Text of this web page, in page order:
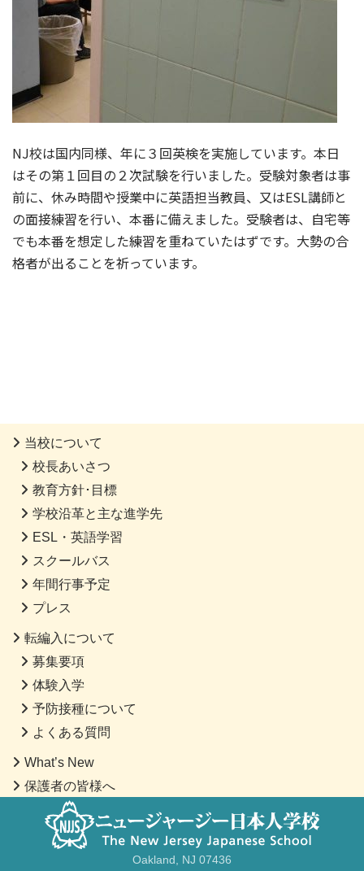
NJ校は国内同様、年に３回英検を実施しています。本日
はその第１回目の２次試験を行いました。受験対象者は事
前に、休み時間や授業中に英語担当教員、又はESL講師と
の面接練習を行い、本番に備えました。受験者は、自宅等
でも本番を想定した練習を重ねていたはずです。大勢の合
格者が出ることを祈っています。
当校について
校長あいさつ
教育方針･目標
学校沿革と主な進学先
ESL・英語学習
スクールバス
年間行事予定
プレス
転編入について
募集要項
体験入学
予防接種について
よくある質問
What’s New
保護者の皆様へ
Oakland, NJ 07436